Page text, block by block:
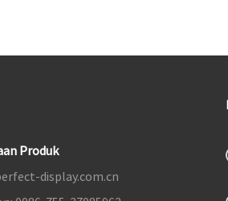
Produk
display.com.cn